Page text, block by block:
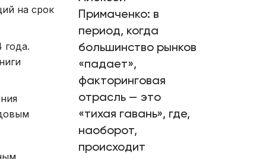
на срок
года.
Примаченко: в
период, когда
большинство рынков
«падает»,
факторинговая
отрасль — это
«тихая гавань», где,
наоборот,
происходит